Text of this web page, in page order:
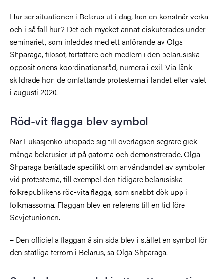
Hur ser situationen i Belarus ut i dag, kan en konstnär verka
och i så fall hur? Det och mycket annat diskuterades under
seminariet, som inleddes med ett anförande av Olga
Shparaga, filosof, författare och medlem i den belarusiska
oppositionens koordinationsråd, numera i exil. Via länk
skildrade hon de omfattande protesterna i landet efter valet
i augusti 2020.
Röd-vit flagga blev symbol
När Lukasjenko utropade sig till överlägsen segrare gick
många belarusier ut på gatorna och demonstrerade. Olga
Shparaga berättade specifikt om användandet av symboler
vid protesterna, till exempel den tidigare belarusiska
folkrepublikens röd-vita flagga, som snabbt dök upp i
folkmassorna. Flaggan blev en referens till en tid före
Sovjetunionen.
– Den officiella flaggan å sin sida blev i stället en symbol för
den statliga terrorn i Belarus, sa Olga Shparaga.